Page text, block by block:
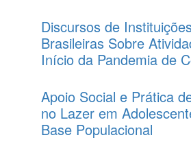
Discursos de
Brasileiras Sobre
Início da Pandemia de
Apoio Social e Prática
no Lazer em
Base Populacional